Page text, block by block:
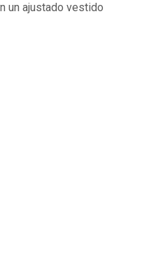
un ajustado vestido